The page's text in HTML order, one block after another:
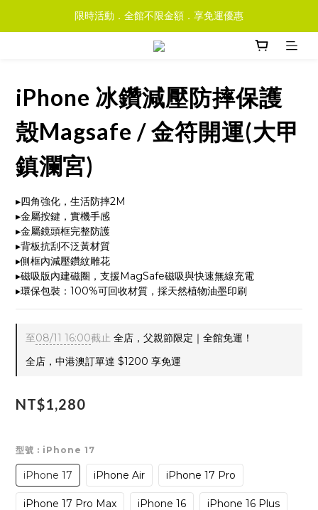
限時活動．全館不限金額．享免運優惠
iPhone 冰鑽減壓防摔保護
殼Magsafe / 金符開運(大甲
鎮瀾宮)
▸四角強化，生活防摔2M
▸金屬按鍵，實機手感
▸金屬鏡頭框完整防護
▸背板抗刮不泛黃材質
▸側框內減壓鑽紋雕花
▸磁吸版內建磁圈，支援MagSafe磁吸與快速無線充電
▸環保包裝：100%可回收材質，採天然植物油墨印刷
至08/11 16:00截止 全店，父親節限定｜全館免運！
全店，中港澳訂單達 $1200 享免運
NT$1,280
型號 : iPhone 17
iPhone 17 iPhone Air iPhone 17 Pro
iPhone 17 Pro Max iPhone 16 iPhone 16 Plus